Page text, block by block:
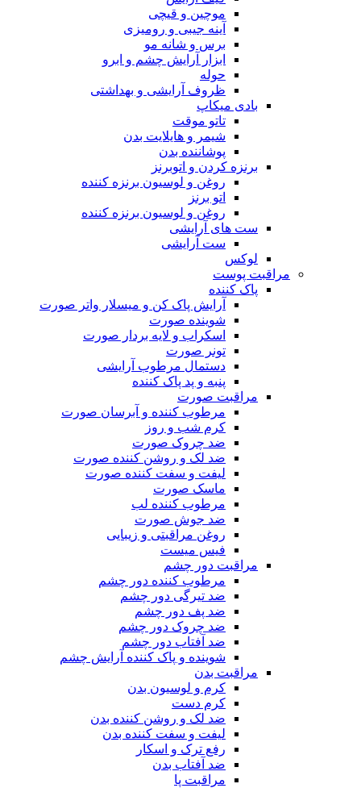
موچین و قیچی
آینه جیبی و رومیزی
برس و شانه مو
ابزار آرایش چشم و ابرو
حوله
ظروف آرایشی و بهداشتی
بادی میکاپ
تاتو موقت
شیمر و هایلایت بدن
پوشاننده بدن
برنزه کردن و اتوبرنز
روغن و لوسیون برنزه کننده
اتو برنز
روغن و لوسیون برنزه کننده
ست های آرایشی
ست آرایشی
لوکس
مراقبت پوست
پاک کننده
آرایش پاک کن و میسلار واتر صورت
شوینده صورت
اسکراب و لایه بردار صورت
تونر صورت
دستمال مرطوب آرایشی
پنبه و پد پاک کننده
مراقبت صورت
مرطوب کننده و آبرسان صورت
کرم شب و روز
ضد چروک صورت
ضد لک و روشن کننده صورت
لیفت و سفت کننده صورت
ماسک صورت
مرطوب کننده لب
ضد جوش صورت
روغن مراقبتی و زیبایی
فیس میست
مراقبت دور چشم
مرطوب کننده دور چشم
ضد تیرگی دور چشم
ضد پف دور چشم
ضد چروک دور چشم
ضد آفتاب دور چشم
شوینده و پاک کننده آرایش چشم
مراقبت بدن
کرم و لوسیون بدن
کرم دست
ضد لک و روشن کننده بدن
لیفت و سفت کننده بدن
رفع ترک و اسکار
ضد آفتاب بدن
مراقبت پا